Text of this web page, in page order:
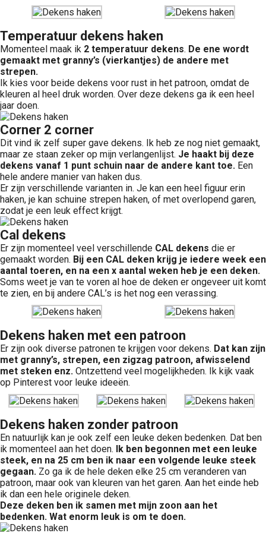
Temperatuur dekens haken
Momenteel maak ik 2 temperatuur dekens. De ene wordt
gemaakt met granny’s (vierkantjes) de andere met
strepen.
Ik kies voor beide dekens voor rust in het patroon, omdat de
kleuren al heel druk worden. Over deze dekens ga ik een heel
jaar doen.
Corner 2 corner
Dit vind ik zelf super gave dekens. Ik heb ze nog niet gemaakt,
maar ze staan zeker op mijn verlangenlijst. Je haakt bij deze
dekens vanaf 1 punt schuin naar de andere kant toe. Een
hele andere manier van haken dus.
Er zijn verschillende varianten in. Je kan een heel figuur erin
haken, je kan schuine strepen haken, of met overlopend garen,
zodat je een leuk effect krijgt.
Cal dekens
Er zijn momenteel veel verschillende CAL dekens die er
gemaakt worden. Bij een CAL deken krijg je iedere week een
aantal toeren, en na een x aantal weken heb je een deken.
Soms weet je van te voren al hoe de deken er ongeveer uit komt
te zien, en bij andere CAL’s is het nog een verassing.
Dekens haken met een patroon
Er zijn ook diverse patronen te krijgen voor dekens. Dat kan zijn
met granny’s, strepen, een zigzag patroon, afwisselend
met steken enz. Ontzettend veel mogelijkheden. Ik kijk vaak
op Pinterest voor leuke ideeën.
Dekens haken zonder patroon
En natuurlijk kan je ook zelf een leuke deken bedenken. Dat ben
ik momenteel aan het doen. Ik ben begonnen met een leuke
steek, en na 25 cm ben ik naar een volgende leuke steek
gegaan. Zo ga ik de hele deken elke 25 cm veranderen van
patroon, maar ook van kleuren van het garen. Aan het einde heb
ik dan een hele originele deken.
Deze deken ben ik samen met mijn zoon aan het
bedenken. Wat enorm leuk is om te doen.